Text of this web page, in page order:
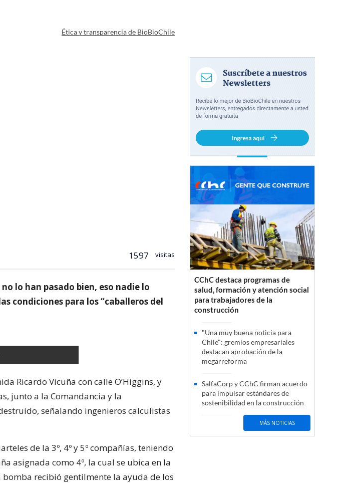
Ética y transparencia de BioBioChile
1597 visitas
lo han pasado bien, eso nadie lo
condiciones para los “caballeros del
Ricardo Vicuña con calle O’Higgins, y
junto a la Comandancia y la
señalando ingenieros calculistas
de la 3º, 4º y 5º compañías, teniendo
asignada como 4º, la cual se ubica en la
bomba recibió gentilmente la ayuda de los
CChC destaca programas de
salud, formación y atención social
para trabajadores de la
construcción
"Una muy buena noticia para
Chile": gremios empresariales
destacan aprobación de la
megarreforma
SalfaCorp y CChC firman acuerdo
para impulsar estándares de
sostenibilidad en la construcción
MÁS NOTICIAS